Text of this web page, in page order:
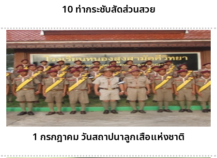
10 ท่ากระชับสัดส่วนสวย
1 กรกฎาคม วันสถาปนาลูกเสือแห่งชาติ